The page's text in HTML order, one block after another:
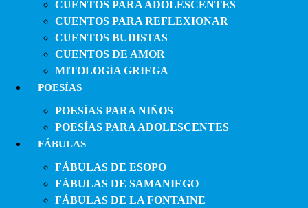
CUENTOS PARA ADOLESCENTES
CUENTOS PARA REFLEXIONAR
CUENTOS BUDISTAS
CUENTOS DE AMOR
MITOLOGÍA GRIEGA
POESÍAS
POESÍAS PARA NIÑOS
POESÍAS PARA ADOLESCENTES
FÁBULAS
FÁBULAS DE ESOPO
FÁBULAS DE SAMANIEGO
FÁBULAS DE LA FONTAINE